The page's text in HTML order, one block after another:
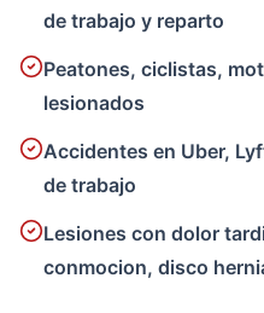
de trabajo y reparto
Peatones, ciclistas,
lesionados
Accidentes en Uber,
de trabajo
Lesiones con dolor
conmocion, disco